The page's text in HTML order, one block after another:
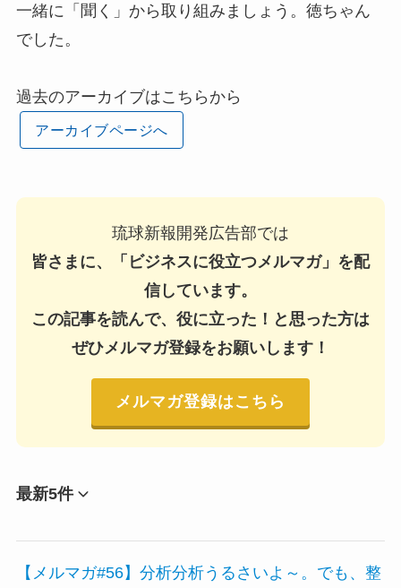
一緒に「聞く」から取り組みましょう。徳ちゃん
でした。
過去のアーカイブはこちらから
アーカイブページへ
琉球新報開発広告部では
皆さまに、「ビジネスに役立つメルマガ」を配
信しています。
この記事を読んで、役に立った！と思った方は
ぜひメルマガ登録をお願いします！
メルマガ登録はこちら
最新5件
【メルマガ#56】分析分析うるさいよ～。でも、整